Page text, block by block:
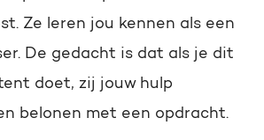
Ze leren jou kennen als een
De gedacht is dat als je dit
doet, zij jouw hulp
belonen met een opdracht.